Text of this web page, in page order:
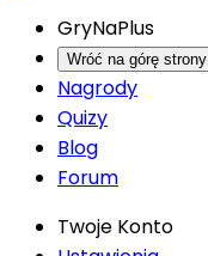
GryNaPlus
Wróć na górę strony
Nagrody
Quizy
Blog
Forum
Twoje Konto